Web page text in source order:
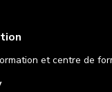
et centre de